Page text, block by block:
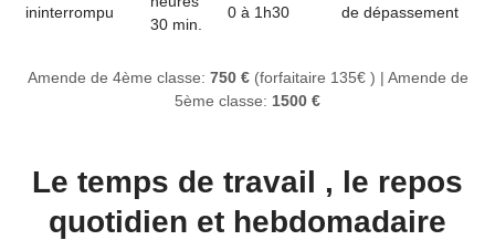
ininterrompu
30 min.
0 à 1h30
de dépassement
Amende de 4ème classe: 750 €(forfaitaire 135€ ) | Amende de
5ème classe: 1500 €
Le temps de travail , le repos
quotidien et hebdomadaire